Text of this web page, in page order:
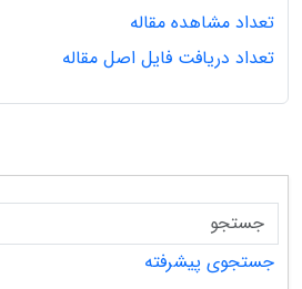
تعداد مشاهده مقاله
تعداد دریافت فایل اصل مقاله
جستجوی پیشرفته